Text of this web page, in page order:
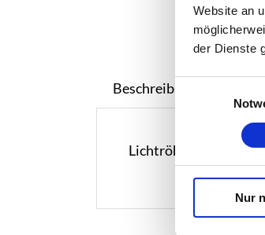
Website an
der Dienste
Nur
Beschreibung
Lichtröhren zur